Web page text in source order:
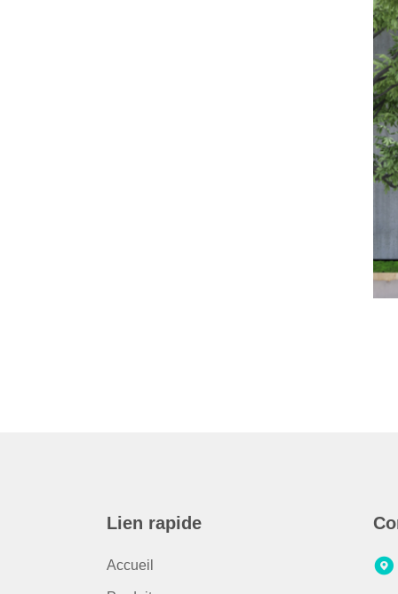
Lien rapide
Accueil